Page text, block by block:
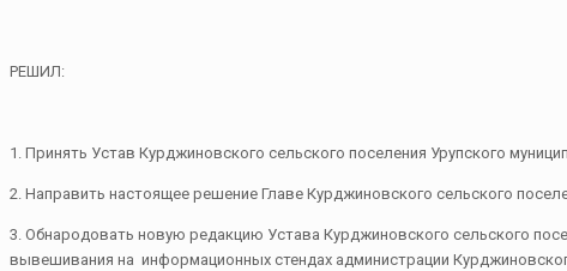
РЕШИЛ:
1. Принять Устав Курджиновского сельского поселения Урупского
2. Направить настоящее решение Главе Курджиновского сельского
3. Обнародовать новую редакцию Устава Курджиновского сельского
вывешивания на информационных стендах администрации